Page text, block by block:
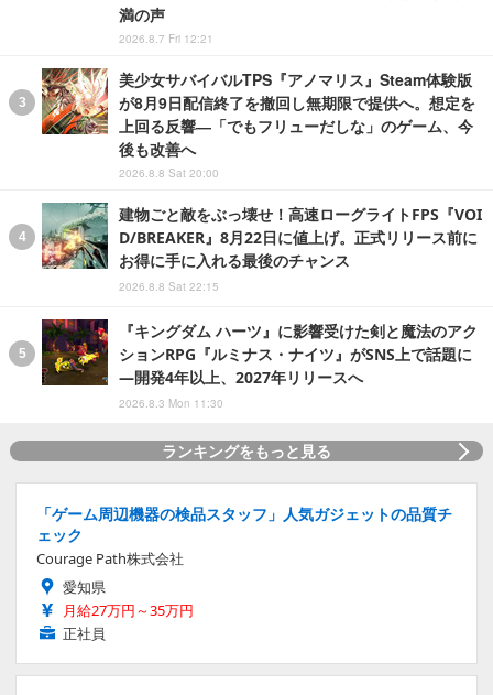
満の声
2026.8.7 Fri 12:21
美少女サバイバルTPS『アノマリス』Steam体験版
が8月9日配信終了を撤回し無期限で提供へ。想定を
上回る反響―「でもフリューだしな」のゲーム、今
後も改善へ
2026.8.8 Sat 20:00
建物ごと敵をぶっ壊せ！高速ローグライトFPS『VOI
D/BREAKER』8月22日に値上げ。正式リリース前に
お得に手に入れる最後のチャンス
2026.8.8 Sat 22:15
『キングダム ハーツ』に影響受けた剣と魔法のアク
ションRPG『ルミナス・ナイツ』がSNS上で話題に
―開発4年以上、2027年リリースへ
2026.8.3 Mon 11:30
ランキングをもっと見る
「ゲーム周辺機器の検品スタッフ」人気ガジェットの品質チ
ェック
Courage Path株式会社
愛知県
月給27万円～35万円
正社員